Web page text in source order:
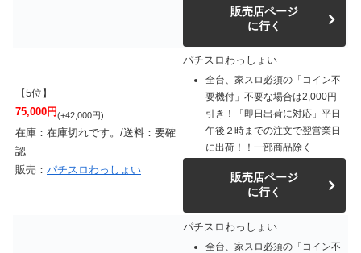
販売店ページ
に行く
【5位】
75,000円(+42,000円)
在庫：在庫切れです。/送料：要確
認
販売： パチスロわっしょい
パチスロわっしょい
全台、家スロ必須の「コイン不
要機付」不要な場合は2,000円
引き！「即日出荷に対応」平日
午後２時までの注文で翌営業日
に出荷！！一部商品除く
販売店ページ
に行く
パチスロわっしょい
全台、家スロ必須の「コイン不